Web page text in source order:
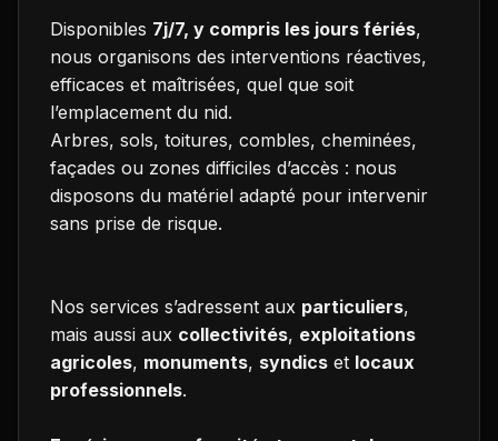
Disponibles 7j/7, y compris les jours fériés,
nous organisons des interventions réactives,
efficaces et maîtrisées, quel que soit
l’emplacement du nid.
Arbres, sols, toitures, combles, cheminées,
façades ou zones difficiles d’accès : nous
disposons du matériel adapté pour intervenir
sans prise de risque.
Nos services s’adressent aux particuliers,
mais aussi aux collectivités, exploitations
agricoles, monuments, syndics et locaux
professionnels.